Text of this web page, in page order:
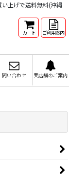
上げで送料無料(沖縄
カート ご利用案内
問い合わせ 実店舗のご案内